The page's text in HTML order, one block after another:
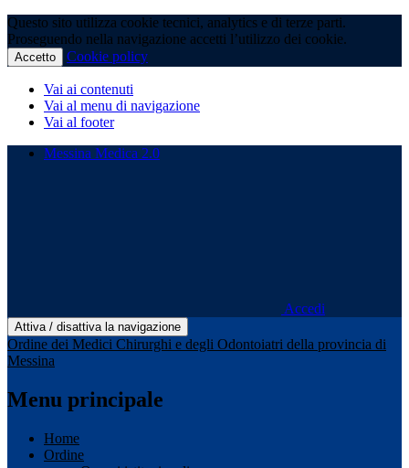
Questo sito utilizza cookie tecnici, analytics e di terze parti.
Proseguendo nella navigazione accetti l’utilizzo dei cookie.
Accetto Cookie policy
Vai ai contenuti
Vai al menu di navigazione
Vai al footer
Messina Medica 2.0
Accedi
Attiva / disattiva la navigazione
Ordine dei Medici Chirurghi e degli Odontoiatri della provincia di
Messina
Menu principale
Home
Ordine